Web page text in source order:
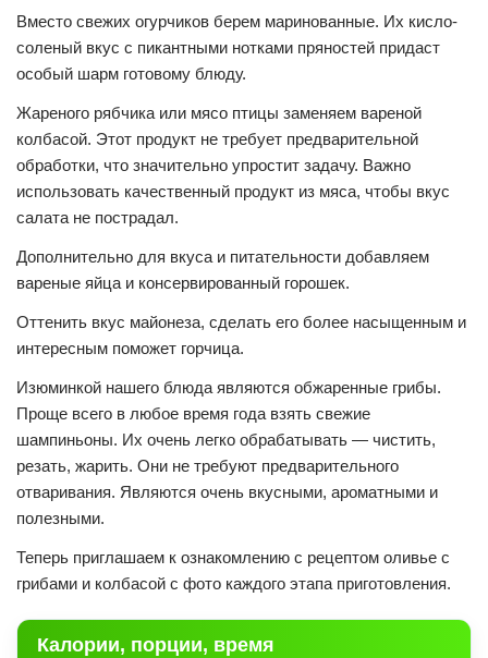
Вместо свежих огурчиков берем маринованные. Их кисло-
соленый вкус с пикантными нотками пряностей придаст
особый шарм готовому блюду.
Жареного рябчика или мясо птицы заменяем вареной
колбасой. Этот продукт не требует предварительной
обработки, что значительно упростит задачу. Важно
использовать качественный продукт из мяса, чтобы вкус
салата не пострадал.
Дополнительно для вкуса и питательности добавляем
вареные яйца и консервированный горошек.
Оттенить вкус майонеза, сделать его более насыщенным и
интересным поможет горчица.
Изюминкой нашего блюда являются обжаренные грибы.
Проще всего в любое время года взять свежие
шампиньоны. Их очень легко обрабатывать — чистить,
резать, жарить. Они не требуют предварительного
отваривания. Являются очень вкусными, ароматными и
полезными.
Теперь приглашаем к ознакомлению с рецептом оливье с
грибами и колбасой с фото каждого этапа приготовления.
Калории, порции, время